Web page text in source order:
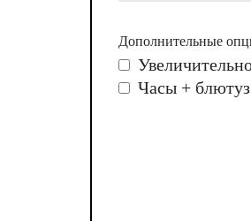
Дополнительные
Часы + блютуз